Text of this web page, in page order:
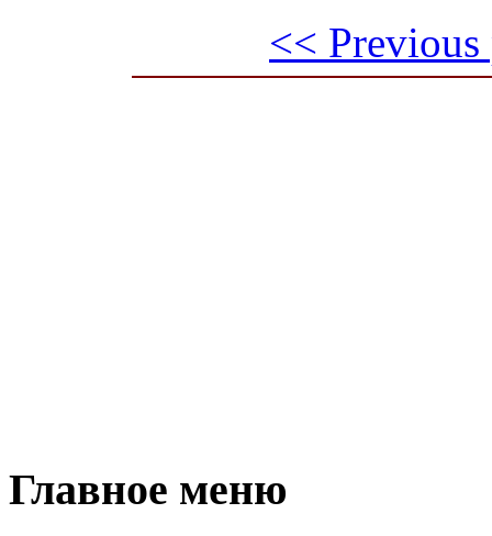
<< Previous
Главное меню